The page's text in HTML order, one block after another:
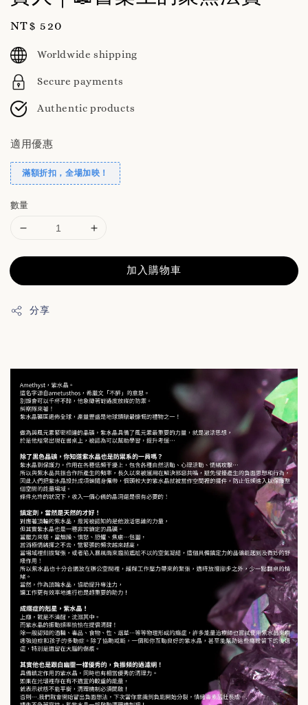
Regular
price
NT$ 520
Worldwide shipping
Secure payments
Authentic products
適用優惠
滿額折扣，全場加映！
數量
加入購物車
分享